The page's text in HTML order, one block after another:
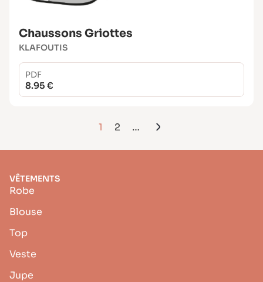
Chaussons Griottes
KLAFOUTIS
PDF
8.95 €
1 2 …
VÊTEMENTS
Robe
Blouse
Top
Veste
Jupe